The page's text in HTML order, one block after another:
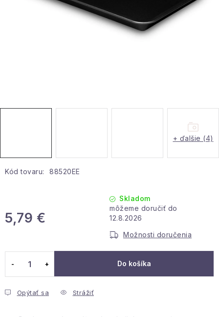
Zdravie a krása
Veľkoobchodná spolupráca
Obchodné podmienky
Info o nákupe
Kontakty O nás
Kód tovaru: 88520EE
5,79 €
Skladom
12.8.2026
Možnosti doručenia
Do košíka
Opýtať sa Strážiť
+ ďalšie (4)